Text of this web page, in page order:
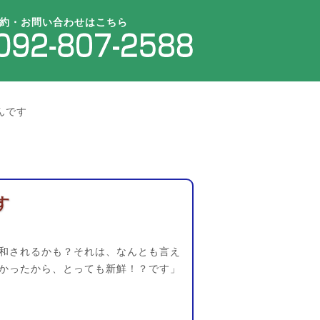
・お問い合わせはこちら
です
されるかも？それは、なんとも言え
ったから、とっても新鮮！？です」